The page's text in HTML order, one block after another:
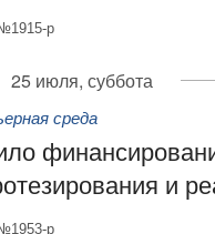
р
25 июля, суббота
среда
и
р